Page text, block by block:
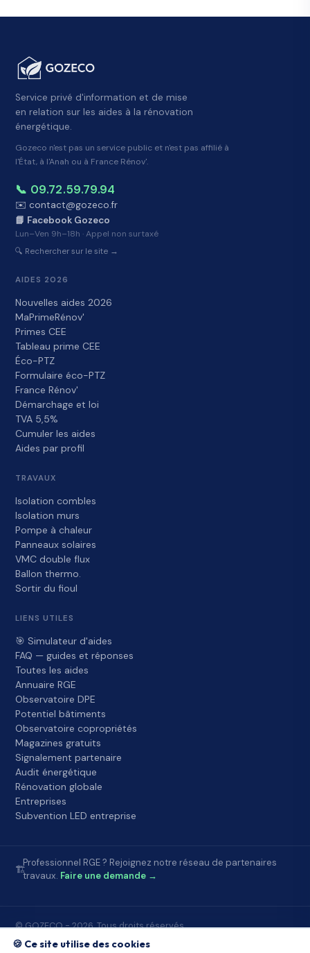
Service privé d'information et de mise
en relation sur les aides à la rénovation
énergétique.
Gozeco n'est pas un service public et n'est pas affilié à
l'État, à l'Anah ou à France Rénov'.
📞 09.72.59.79.94
✉️ contact@gozeco.fr
📘 Facebook Gozeco
Lun–Ven 9h–18h · Appel non surtaxé
🔍 Rechercher sur le site →
AIDES 2026
Nouvelles aides 2026
MaPrimeRénov'
Primes CEE
Tableau prime CEE
Éco-PTZ
Formulaire éco-PTZ
France Rénov'
Démarchage et loi
TVA 5,5%
Cumuler les aides
Aides par profil
TRAVAUX
Isolation combles
Isolation murs
Pompe à chaleur
Panneaux solaires
VMC double flux
Ballon thermo.
Sortir du fioul
LIENS UTILES
🎯 Simulateur d'aides
FAQ — guides et réponses
Toutes les aides
Annuaire RGE
Observatoire DPE
Potentiel bâtiments
Observatoire copropriétés
Magazines gratuits
Signalement partenaire
Audit énergétique
Rénovation globale
Entreprises
Subvention LED entreprise
🏗️
Professionnel RGE ? Rejoignez notre réseau de partenaires
travaux. Faire une demande →
© GOZECO - 2026. Tous droits réservés.
Accueil FAQ À propos ContactMentions légales
🍪 Ce site utilise des cookies